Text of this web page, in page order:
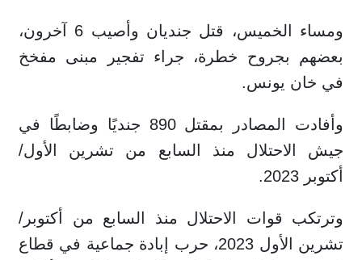
ومساء الخميس، قتل جنديان وأصيب 6 آخرون،
بعضهم بجروح خطرة، جراء تفجير مبنى مفخخ
في خان يونس.
وأفادت المصادر بمقتل 890 جنديًا وضابطًا في
جيش الاحتلال منذ السابع من تشرين الأول/
أكتوبر 2023.
وترتكب قوات الاحتلال منذ السابع من أكتوبر/
تشرين الأول 2023، حرب إبادة جماعية في قطاع